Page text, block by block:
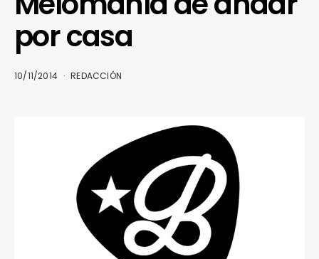
por casa
10/11/2014 REDACCIÓN